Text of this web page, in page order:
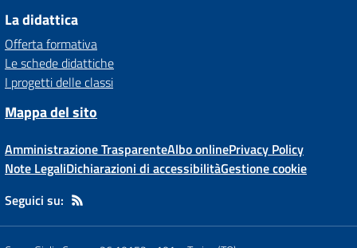
La didattica
Offerta formativa
Le schede didattiche
I progetti delle classi
Mappa del sito
Amministrazione TrasparenteAlbo onlinePrivacy Policy
Note LegaliDichiarazioni di accessibilitàGestione cookie
Seguici su: